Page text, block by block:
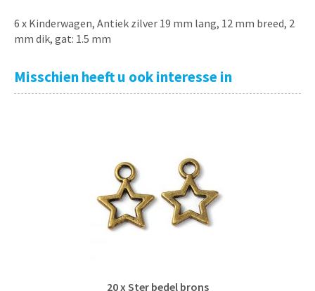
6 x Kinderwagen, Antiek zilver 19 mm lang, 12 mm breed, 2
mm dik, gat: 1.5 mm
Misschien heeft u ook interesse in
20 x Ster bedel brons